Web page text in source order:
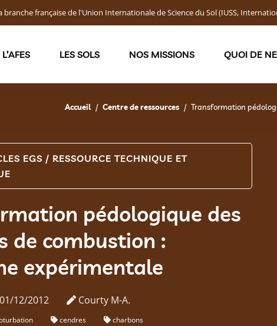
la branche française de l'Union Internationale de Science du Sol (IUSS,
L’AFES LES SOLS NOS MISSIONS QUOI DE
Accueil Centre de ressources Transformation
EGS / RESSOURCE TECHNIQUE ET
pédologique des
de combustion :
expérimentale
01/12/2012 Courty M-A.
cendres
charbons